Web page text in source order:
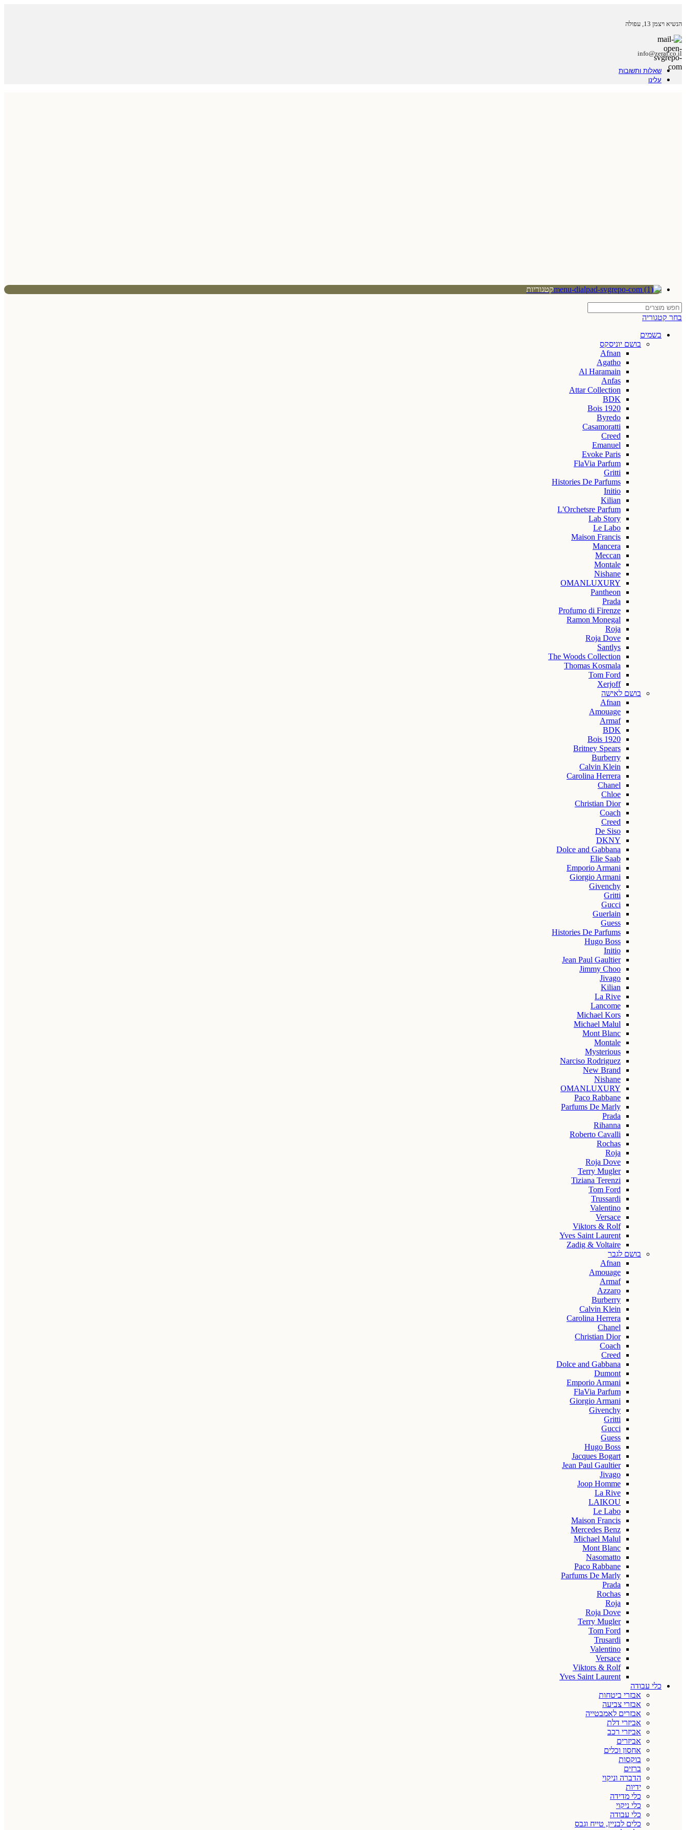
הנשיא ויצמן 13, עפולה
info@zeraf.co.il
שאלות ותשובות
עלינו
קטגוריות
בחר קטגוריה
בשמים
בושם יוניסקס
Afnan
Agatho
Al Haramain
Anfas
Attar Collection
BDK
Bois 1920
Byredo
Casamoratti
Creed
Emanuel
Evoke Paris
FlaVia Parfum
Gritti
Histories De Parfums
Initio
Kilian
L'Orchetsre Parfum
Lab Story
Le Labo
Maison Francis
Mancera
Meccan
Montale
Nishane
OMANLUXURY
Pantheon
Prada
Profumo di Firenze
Ramon Monegal
Roja
Roja Dove
Santlys
The Woods Collection
Thomas Kosmala
Tom Ford
Xerjoff
בושם לאישה
Afnan
Amouage
Armaf
BDK
Bois 1920
Britney Spears
Burberry
Calvin Klein
Carolina Herrera
Chanel
Chloe
Christian Dior
Coach
Creed
De Siso
DKNY
Dolce and Gabbana
Elie Saab
Emporio Armani
Giorgio Armani
Givenchy
Gritti
Gucci
Guerlain
Guess
Histories De Parfums
Hugo Boss
Initio
Jean Paul Gaultier
Jimmy Choo
Jivago
Kilian
La Rive
Lancome
Michael Kors
Michael Malul
Mont Blanc
Montale
Mysterious
Narciso Rodriguez
New Brand
Nishane
OMANLUXURY
Paco Rabbane
Parfums De Marly
Prada
Rihanna
Roberto Cavalli
Rochas
Roja
Roja Dove
Terry Mugler
Tiziana Terenzi
Tom Ford
Trussardi
Valentino
Versace
Viktors & Rolf
Yves Saint Laurent
Zadig & Voltaire
בושם לגבר
Afnan
Amouage
Armaf
Azzaro
Burberry
Calvin Klein
Carolina Herrera
Chanel
Christian Dior
Coach
Creed
Dolce and Gabbana
Dumont
Emporio Armani
FlaVia Parfum
Giorgio Armani
Givenchy
Gritti
Gucci
Guess
Hugo Boss
Jacques Bogart
Jean Paul Gaultier
Jivago
Joop Homme
La Rive
LAIKOU
Le Labo
Maison Francis
Mercedes Benz
Michael Malul
Mont Blanc
Nasomatto
Paco Rabbane
Parfums De Marly
Prada
Rochas
Roja
Roja Dove
Terry Mugler
Tom Ford
Trusardi
Valentino
Versace
Viktors & Rolf
Yves Saint Laurent
כלי עבודה
אבזרי ביטחות
אבזרי צביעה
אבזרים לאמבטייה
אביזרי דלת
אביזרי רכב
אביזרים
אחסון וכלים
בוקסות
ברזים
הדברה וניקוי
ידיות
כלי מדידה
כלי ניקוי
כלי עבודה
כלים לבניין, טייח וגבס